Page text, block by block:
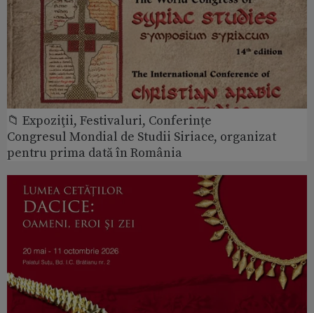
📁 Expoziţii, Festivaluri, Conferințe
Congresul Mondial de Studii Siriace, organizat
pentru prima dată în România